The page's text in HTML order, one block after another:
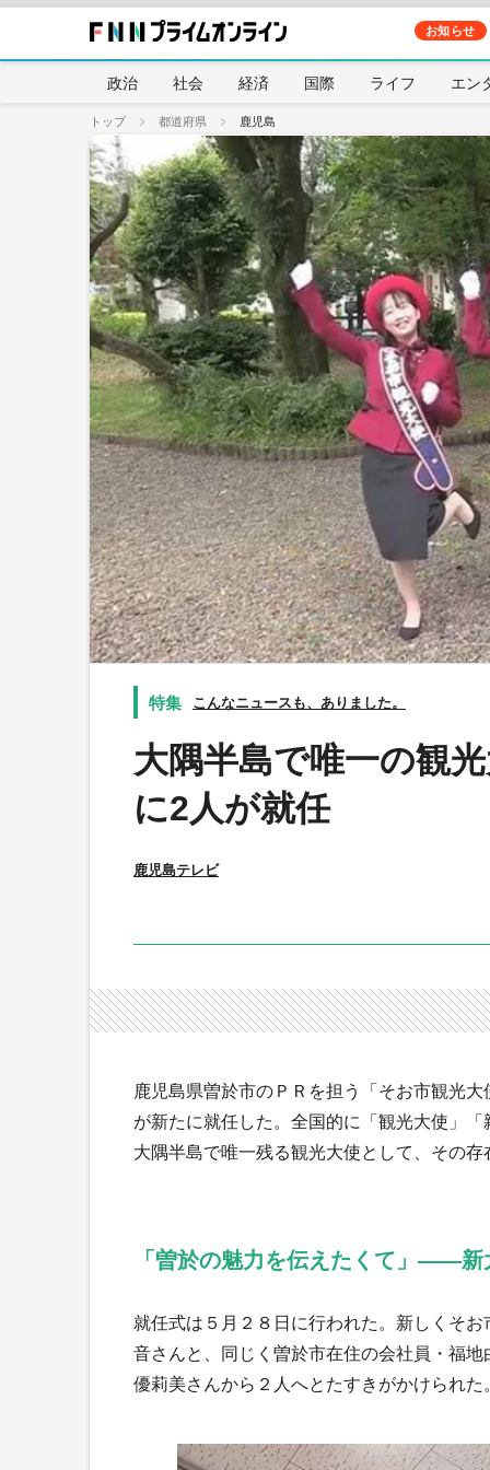
お知らせ
政治 社会 経済 国際 ライフ エン
トップ 都道府県 鹿児島
こんなニュースも、ありました。
大隅半島で唯一の観
に2人が就任
鹿児島テレビ
鹿児島県曽於市のＰＲを担う「そお市観光
が新たに就任した。全国的に「観光大使」
大隅半島で唯一残る観光大使として、その
「曽於の魅力を伝えたくて」――新
就任式は５月２８日に行われた。新しくそ
音さんと、同じく曽於市在住の会社員・福
優莉美さんから２人へとたすきがかけられた